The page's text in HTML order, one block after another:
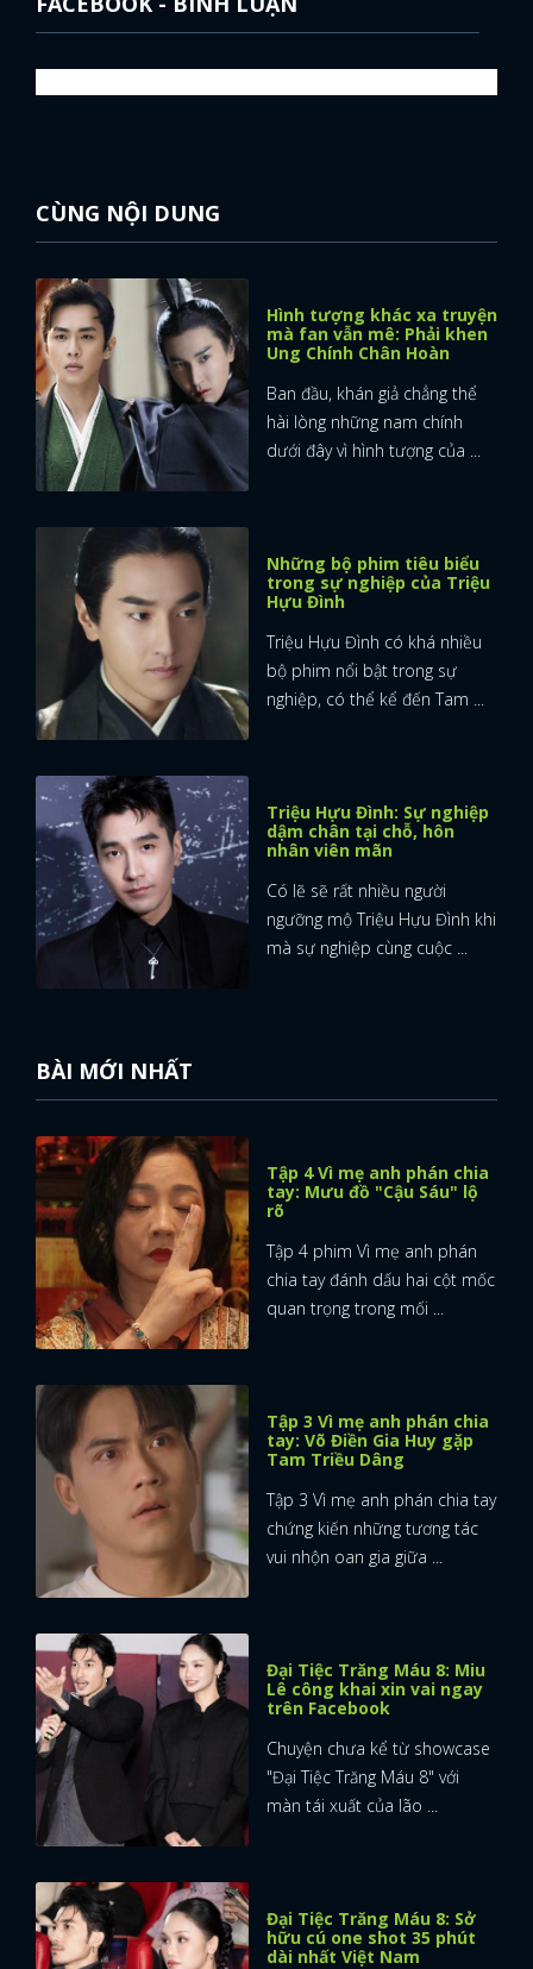
CÙNG NỘI DUNG
Hình tượng khác xa truyện
mà fan vẫn mê: Phải khen
Ung Chính Chân Hoàn
Ban đầu, khán giả chẳng thể
hài lòng những nam chính
dưới đây vì hình tượng của ...
Những bộ phim tiêu biểu
trong sự nghiệp của Triệu
Hựu Đình
Triệu Hựu Đình có khá nhiều
bộ phim nổi bật trong sự
nghiệp, có thể kể đến Tam ...
Triệu Hựu Đình: Sự nghiệp
dậm chân tại chỗ, hôn
nhân viên mãn
Có lẽ sẽ rất nhiều người
ngưỡng mộ Triệu Hựu Đình khi
mà sự nghiệp cùng cuộc ...
BÀI MỚI NHẤT
Tập 4 Vì mẹ anh phán chia
tay: Mưu đồ "Cậu Sáu" lộ
rõ
Tập 4 phim Vì mẹ anh phán
chia tay đánh dấu hai cột mốc
quan trọng trong mối ...
Tập 3 Vì mẹ anh phán chia
tay: Võ Điền Gia Huy gặp
Tam Triều Dâng
Tập 3 Vì mẹ anh phán chia tay
chứng kiến những tương tác
vui nhộn oan gia giữa ...
Đại Tiệc Trăng Máu 8: Miu
Lê công khai xin vai ngay
trên Facebook
Chuyện chưa kể từ showcase
"Đại Tiệc Trăng Máu 8" với
màn tái xuất của lão ...
Đại Tiệc Trăng Máu 8: Sở
hữu cú one shot 35 phút
dài nhất Việt Nam